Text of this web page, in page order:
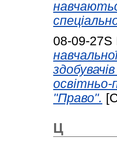
08-09-27S
"Право".
Ц